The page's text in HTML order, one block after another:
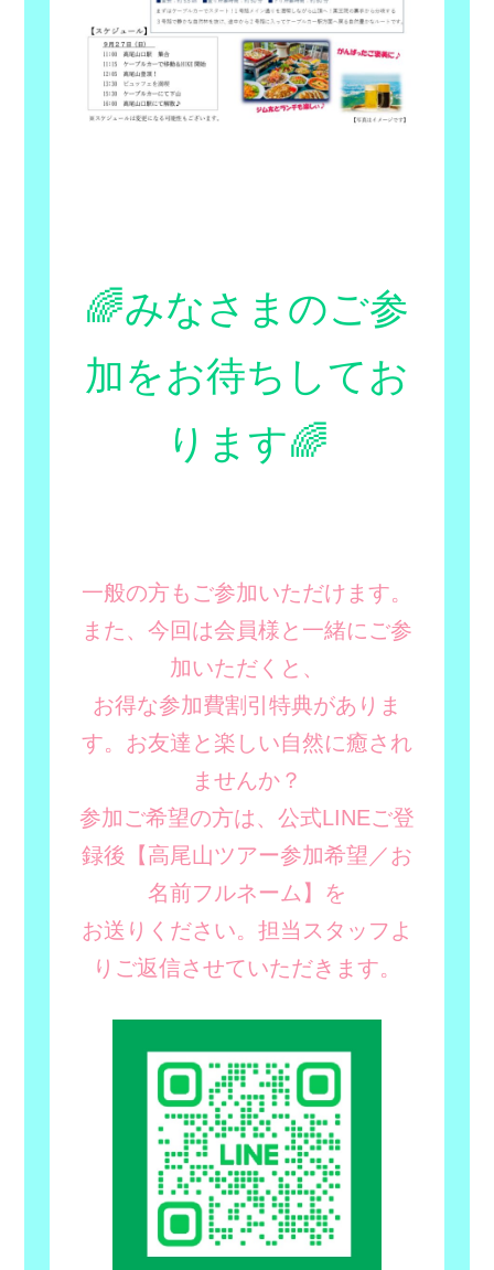
🌈みなさまのご参
加をお待ちしてお
ります🌈
一般の方もご参加いただけます。
また、今回は会員様と一緒にご参
加いただくと、
お得な参加費割引特典がありま
す。お友達と楽しい自然に癒され
ませんか？
参加ご希望の方は、公式LINEご登
録後【高尾山ツアー参加希望／お
名前フルネーム】を
お送りください。担当スタッフよ
りご返信させていただきます。